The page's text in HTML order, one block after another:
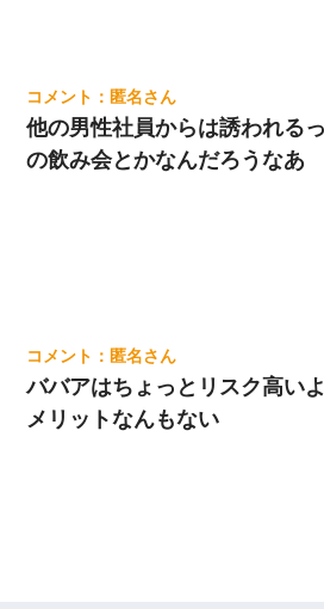
匿名
他の男性社員からは誘われる
の飲み会とかなんだろうなあ
匿名
ババアはちょっとリスク高いよ
メリットなんもない